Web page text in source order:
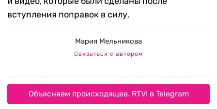
вступления поправок в силу.
Мария Мельникова
Связаться с автором
Объясняем происходящее. RTVI в Telegram